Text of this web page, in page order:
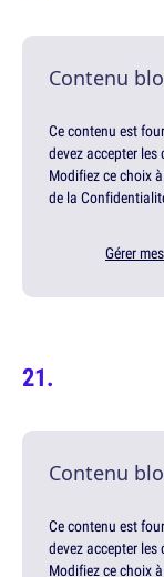
Contenu
Ce contenu est
devez accepter
Modifiez ce choix
de la
Gérer
Contenu
Ce contenu est
devez accepter
Modifiez ce choix